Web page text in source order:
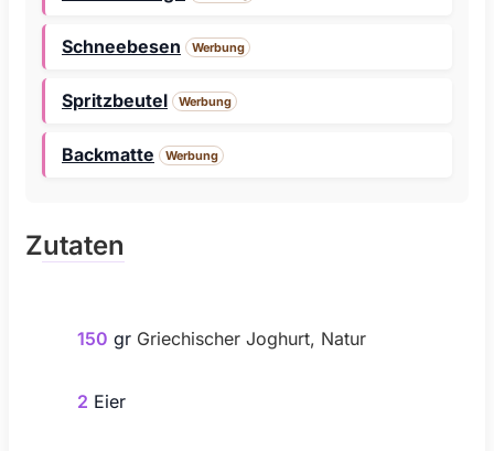
Schneebesen Werbung
Spritzbeutel Werbung
Backmatte Werbung
Zutaten
150 gr Griechischer Joghurt, Natur
2 Eier